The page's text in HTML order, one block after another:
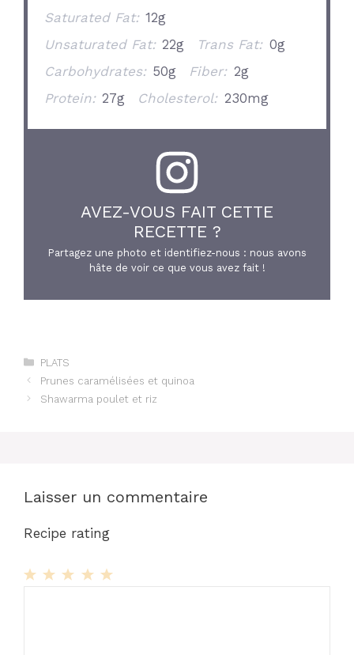
Saturated Fat: 12g
Unsaturated Fat: 22g Trans Fat: 0g
Carbohydrates: 50g Fiber: 2g
Protein: 27g Cholesterol: 230mg
AVEZ-VOUS FAIT CETTE
RECETTE ?
Partagez une photo et identifiez-nous : nous avons
hâte de voir ce que vous avez fait !
Catégories
PLATS
Prunes caramélisées et quinoa
Shawarma poulet et riz
Laisser un commentaire
Recipe rating